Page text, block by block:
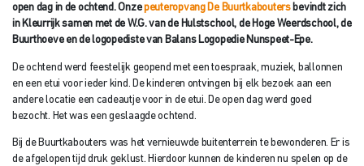
open dag in de ochtend. Onzepeuteropvang De Buurtkaboutersbevindt zich
in Kleurrijk samen met de W.G. van de Hulstschool, de Hoge Weerdschool, de
Buurthoeve en de logopediste van Balans Logopedie Nunspeet-Epe.
De ochtend werd feestelijk geopend met een toespraak, muziek, ballonnen
en een etui voor ieder kind. De kinderen ontvingen bij elk bezoek aan een
andere locatie een cadeautje voor in de etui. De open dag werd goed
bezocht. Het was een geslaagde ochtend.
Bij de Buurtkabouters was het vernieuwde buitenterrein te bewonderen. Er is
de afgelopen tijd druk geklust. Hierdoor kunnen de kinderen nu spelen op de